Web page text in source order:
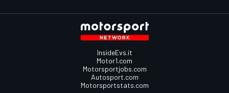
InsideEvs.it
Motor1.com
Motorsportjobs.com
Autosport.com
Motorsportstats.com